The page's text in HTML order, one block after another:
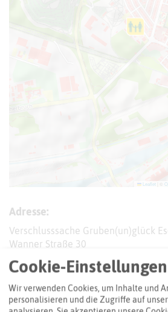
Leaflet
Adresse:
Verschlusssache Gruben(un)glück
Wanner Straße 30
45661 Recklinghausen
Cookie-Einstellungen
Wir verwenden Cookies, um Inhalte und
personalisieren und die Zugriffe auf